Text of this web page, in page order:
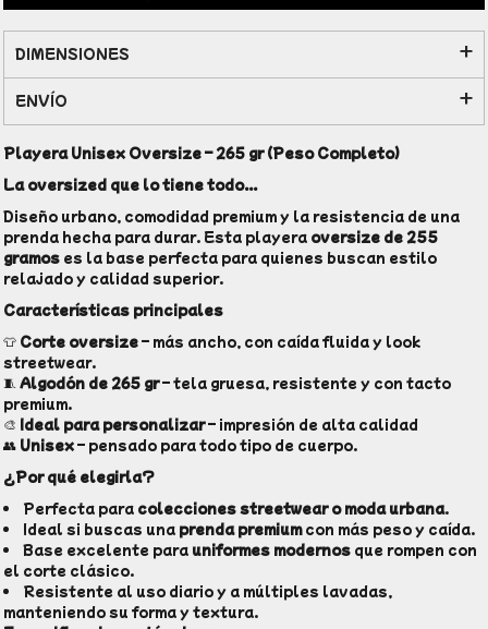
DIMENSIONES
ENVÍO
Playera Unisex Oversize – 265 gr (Peso Completo)
La oversized que lo tiene todo...
Diseño urbano, comodidad premium y la resistencia de una
prenda hecha para durar. Esta playera oversize de 255
gramos es la base perfecta para quienes buscan estilo
relajado y calidad superior.
Características principales
👕 Corte oversize– más ancho, con caída fluida y look
streetwear.
🧵 Algodón de 265 gr– tela gruesa, resistente y con tacto
premium.
🎨 Ideal para personalizar– impresión de alta calidad
👥 Unisex– pensado para todo tipo de cuerpo.
¿Por qué elegirla?
Perfecta para colecciones streetwear o moda urbana.
Ideal si buscas una prenda premiumcon más peso y caída.
Base excelente para uniformes modernos que rompen con
el corte clásico.
Resistente al uso diario y a múltiples lavadas,
manteniendo su forma y textura.